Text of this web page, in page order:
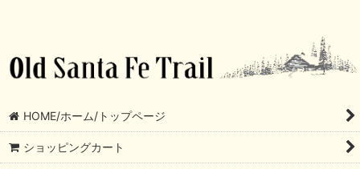
HOME/ホーム/トップページ
ショッピングカート